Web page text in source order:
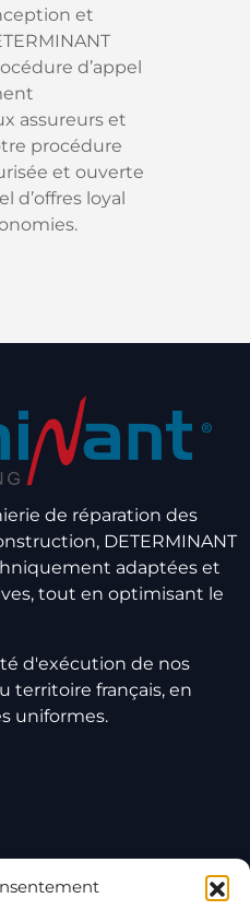
et
d’appel
assureurs et
procédure
et ouverte
d’offres loyal
de réparation des
DETERMINANT
adaptées et
tout en optimisant le
d'exécution de nos
territoire français, en
uniformes.